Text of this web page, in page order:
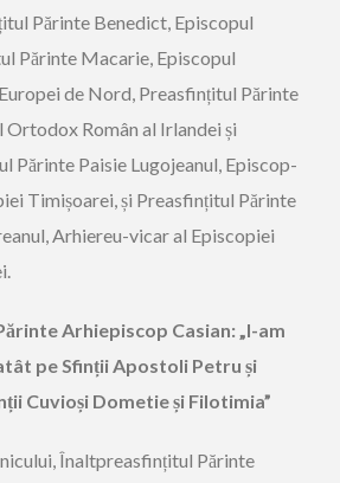
Părinte Benedict, Episcopul
Părinte Macarie, Episcopul
de Nord, Preasfințitul Părinte
Român al Irlandei și
Părinte Paisie Lugojeanul, Episcop-
Timișoarei, și Preasfințitul Părinte
Arhiereu-vicar al Episcopiei
Arhiepiscop Casian: „I-am
pe Sfinții Apostoli Petru și
Cuvioși Dometie și Filotimia”
Înaltpreasfințitul Părinte